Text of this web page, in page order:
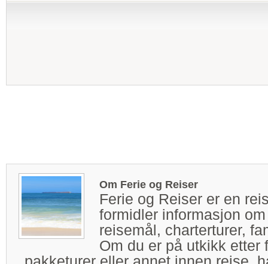
Om Ferie og Reiser
Ferie og Reiser er en
formidler informasjon
reisemål, charterturer,
Om du er på utkikk etter